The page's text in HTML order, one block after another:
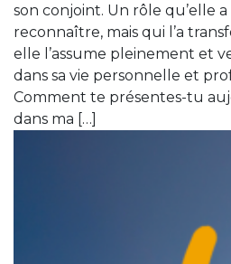
son conjoint. Un rôle qu’elle
reconnaître, mais qui l’a
elle l’assume pleinement et
dans sa vie personnelle et
Comment te présentes-tu
dans ma […]